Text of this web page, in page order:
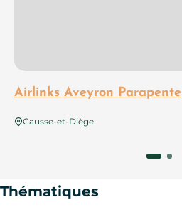
Airlinks Aveyron Parapente
Causse-et-Diège
Thématiques